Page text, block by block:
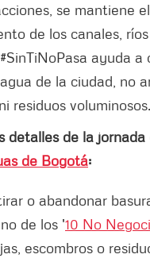
se mantiene
de los canales,
ayuda a
de la ciudad, no
residuos voluminosos.
detalles de la
de Bogotá:
o abandonar
de los '10 No
escombros o